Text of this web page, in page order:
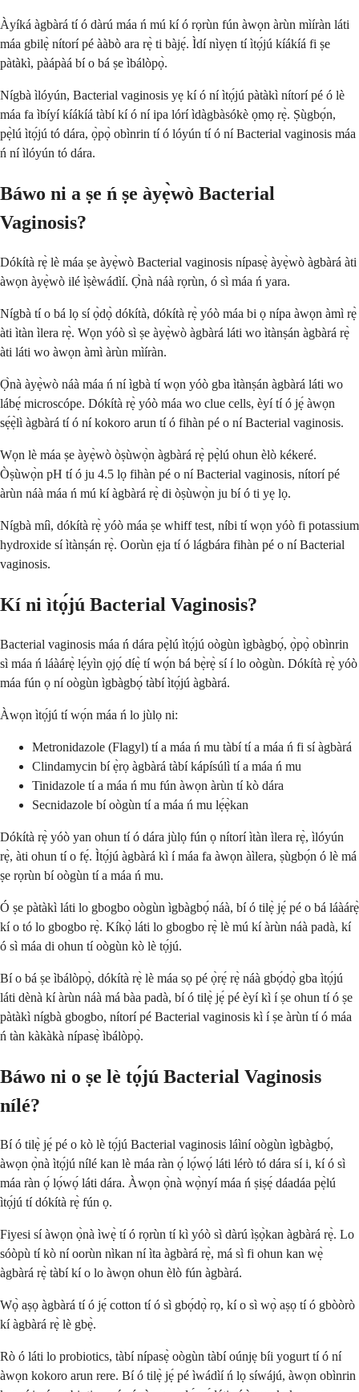
Àyíká àgbàrá tí ó dàrú máa ń mú kí ó rọrùn fún àwọn àrùn mìíràn láti
máa gbilẹ̀ nítorí pé ààbò ara rẹ̀ ti bàjẹ́. Ìdí nìyẹn tí ìtọ́jú kíákíá fi ṣe
pàtàkì, pàápàá bí o bá ṣe ìbálòpọ̀.
Nígbà ìlóyún, Bacterial vaginosis yẹ kí ó ní ìtọ́jú pàtàkì nítorí pé ó lè
máa fa ìbíyí kíákíá tàbí kí ó ní ipa lórí ìdàgbàsókè ọmọ rẹ̀. Ṣùgbọ́n,
pẹ̀lú ìtọ́jú tó dára, ọ̀pọ̀ obìnrin tí ó lóyún tí ó ní Bacterial vaginosis máa
ń ní ìlóyún tó dára.
Báwo ni a ṣe ń ṣe àyẹ̀wò Bacterial
Vaginosis?
Dókítà rẹ̀ lè máa ṣe àyẹ̀wò Bacterial vaginosis nípasẹ̀ àyẹ̀wò àgbàrá àti
àwọn àyẹ̀wò ilé ìṣèwádìí. Ọ̀nà náà rọrùn, ó sì máa ń yara.
Nígbà tí o bá lọ sí ọ̀dọ̀ dókítà, dókítà rẹ̀ yóò máa bi ọ nípa àwọn àmì rẹ̀
àti ìtàn ìlera rẹ̀. Wọn yóò sì ṣe àyẹ̀wò àgbàrá láti wo ìtànṣán àgbàrá rẹ̀
àti láti wo àwọn àmì àrùn mìíràn.
Ọ̀nà àyẹ̀wò náà máa ń ní ìgbà tí wọn yóò gba ìtànṣán àgbàrá láti wo
lábẹ́ microscópe. Dókítà rẹ̀ yóò máa wo clue cells, èyí tí ó jẹ́ àwọn
sẹ́ẹ̀lì àgbàrá tí ó ní kokoro arun tí ó fihàn pé o ní Bacterial vaginosis.
Wọn lè máa ṣe àyẹ̀wò òṣùwọ̀n àgbàrá rẹ̀ pẹ̀lú ohun èlò kékeré.
Òṣùwọ̀n pH tí ó ju 4.5 lọ fihàn pé o ní Bacterial vaginosis, nítorí pé
àrùn náà máa ń mú kí àgbàrá rẹ̀ di òṣùwọ̀n ju bí ó ti yẹ lọ.
Nígbà míì, dókítà rẹ̀ yóò máa ṣe whiff test, níbi tí wọn yóò fi potassium
hydroxide sí ìtànṣán rẹ̀. Oorùn ẹja tí ó lágbára fihàn pé o ní Bacterial
vaginosis.
Kí ni ìtọ́jú Bacterial Vaginosis?
Bacterial vaginosis máa ń dára pẹ̀lú ìtọ́jú oògùn ìgbàgbọ́, ọ̀pọ̀ obìnrin
sì máa ń láàárẹ̀ lẹ́yìn ọjọ́ díẹ̀ tí wọ́n bá bẹ̀rẹ̀ sí í lo oògùn. Dókítà rẹ̀ yóò
máa fún ọ ní oògùn ìgbàgbọ́ tàbí ìtọ́jú àgbàrá.
Àwọn ìtọ́jú tí wọ́n máa ń lo jùlọ ni:
Metronidazole (Flagyl) tí a máa ń mu tàbí tí a máa ń fi sí àgbàrá
Clindamycin bí ẹ̀rọ àgbàrá tàbí kápísúlì tí a máa ń mu
Tinidazole tí a máa ń mu fún àwọn àrùn tí kò dára
Secnidazole bí oògùn tí a máa ń mu lẹ́ẹ̀kan
Dókítà rẹ̀ yóò yan ohun tí ó dára jùlọ fún ọ nítorí ìtàn ìlera rẹ̀, ìlóyún
rẹ̀, àti ohun tí o fẹ́. Ìtọ́jú àgbàrá kì í máa fa àwọn àìlera, ṣùgbọ́n ó lè má
ṣe rọrùn bí oògùn tí a máa ń mu.
Ó ṣe pàtàkì láti lo gbogbo oògùn ìgbàgbọ́ náà, bí ó tilẹ̀ jẹ́ pé o bá láàárẹ̀
kí o tó lo gbogbo rẹ̀. Kíkọ̀ láti lo gbogbo rẹ̀ lè mú kí àrùn náà padà, kí
ó sì máa di ohun tí oògùn kò lè tọ́jú.
Bí o bá ṣe ìbálòpọ̀, dókítà rẹ̀ lè máa sọ pé ọ̀rẹ́ rẹ̀ náà gbọ́dọ̀ gba ìtọ́jú
láti dènà kí àrùn náà má bàa padà, bí ó tilẹ̀ jẹ́ pé èyí kì í ṣe ohun tí ó ṣe
pàtàkì nígbà gbogbo, nítorí pé Bacterial vaginosis kì í ṣe àrùn tí ó máa
ń tàn kàkàkà nípasẹ̀ ìbálòpọ̀.
Báwo ni o ṣe lè tọ́jú Bacterial Vaginosis
nílé?
Bí ó tilẹ̀ jẹ́ pé o kò lè tọ́jú Bacterial vaginosis láìní oògùn ìgbàgbọ́,
àwọn ọ̀nà ìtọ́jú nílé kan lè máa ràn ọ́ lọ́wọ́ láti lérò tó dára sí i, kí ó sì
máa ràn ọ́ lọ́wọ́ láti dára. Àwọn ọ̀nà wọ̀nyí máa ń ṣiṣẹ́ dáadáa pẹ̀lú
ìtọ́jú tí dókítà rẹ̀ fún ọ.
Fiyesi sí àwọn ọ̀nà ìwẹ̀ tí ó rọrùn tí kì yóò sì dàrú ìṣọ̀kan àgbàrá rẹ̀. Lo
sóòpù tí kò ní oorùn nìkan ní ìta àgbàrá rẹ̀, má sì fi ohun kan wẹ̀
àgbàrá rẹ̀ tàbí kí o lo àwọn ohun èlò fún àgbàrá.
Wọ̀ aṣọ àgbàrá tí ó jẹ́ cotton tí ó sì gbọ́dọ̀ rọ, kí o sì wọ̀ aṣọ tí ó gbòòrò
kí àgbàrá rẹ̀ lè gbẹ̀.
Rò ó láti lo probiotics, tàbí nípasẹ̀ oògùn tàbí oúnjẹ bíi yogurt tí ó ní
àwọn kokoro arun rere. Bí ó tilẹ̀ jẹ́ pé ìwádìí ń lọ síwájú, àwọn obìnrin